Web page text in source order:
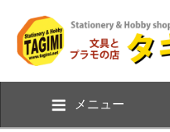
メニュー